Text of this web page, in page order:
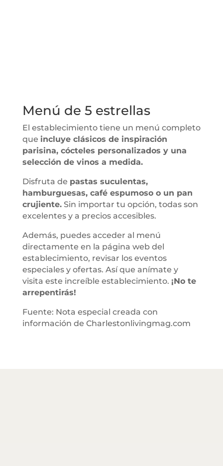
Menú de 5 estrellas
El establecimiento tiene un menú completo
que incluye clásicos de inspiración
parisina, cócteles personalizados y una
selección de vinos a medida.
Disfruta de pastas suculentas,
hamburguesas, café espumoso o un pan
crujiente.Sin importar tu opción, todas son
excelentes y a precios accesibles.
Además, puedes acceder al menú
directamente en la página web del
establecimiento, revisar los eventos
especiales y ofertas. Así que anímate y
visita este increíble establecimiento. ¡No te
arrepentirás!
Fuente: Nota especial creada con
información de Charlestonlivingmag.com